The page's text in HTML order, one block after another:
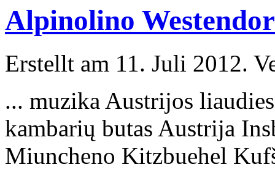
Alpinolino
Erstellt am 11. Juli 2012.
... muzika Austrijos
kambarių butas Austrija
Miuncheno Kitzbuehel